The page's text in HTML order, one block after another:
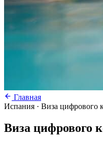
Главная
Испания · Виза цифрового
Виза цифрового